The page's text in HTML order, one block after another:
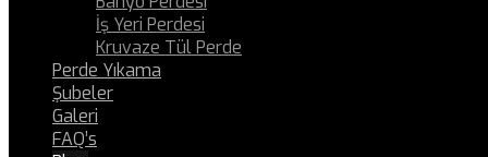
İş Yeri Perdesi
Kruvaze Tül Perde
Perde Yıkama
Şubeler
Galeri
FAQ’s